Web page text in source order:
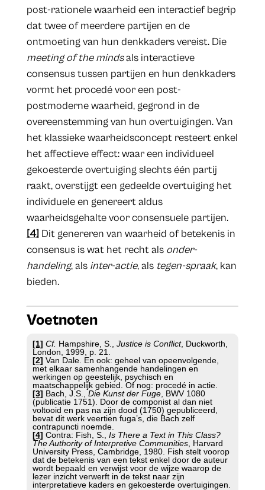
post-rationele waarheid een interactief begrip
dat twee of meerdere partijen en de
ontmoeting van hun denkkaders vereist. Die
meeting of the mindsals interactieve
consensus tussen partijen en hun denkkaders
vormt het procedé voor een post-
postmoderne waarheid, gegrond in de
overeenstemming van hun overtuigingen. Van
het klassieke waarheidsconcept resteert enkel
het affectieve effect: waar een individueel
gekoesterde overtuiging slechts één partij
raakt, overstijgt een gedeelde overtuiging het
individuele en genereert aldus
waarheidsgehalte voor consensuele partijen.
[4] Dit genereren van waarheid of betekenis in
consensus is wat het recht als onder-
handeling, als inter-actie, als tegen-spraak, kan
bieden.
Voetnoten
[1] Cf. Hampshire, S., Justice is Conflict, Duckworth,
London, 1999, p. 21.
[2] Van Dale. En ook: geheel van opeenvolgende,
met elkaar samenhangende handelingen en
werkingen op geestelijk, psychisch en
maatschappelijk gebied. Of nog: procedé in actie.
[3] Bach, J.S.,Die Kunst der Fuge, BWV 1080
(publicatie 1751). Door de componist al dan niet
voltooid en pas na zijn dood (1750) gepubliceerd,
bevat dit werk veertien fuga’s, die Bach zelf
contrapuncti noemde.
[4] Contra: Fish, S., Is There a Text in This Class?
The Authority of Interpretive Communities, Harvard
University Press, Cambridge, 1980. Fish stelt voorop
dat de betekenis van een tekst enkel door de auteur
wordt bepaald en verwijst voor de wijze waarop de
lezer inzicht verwerft in de tekst naar zijn
interpretatieve kaders en gekoesterde overtuigingen.